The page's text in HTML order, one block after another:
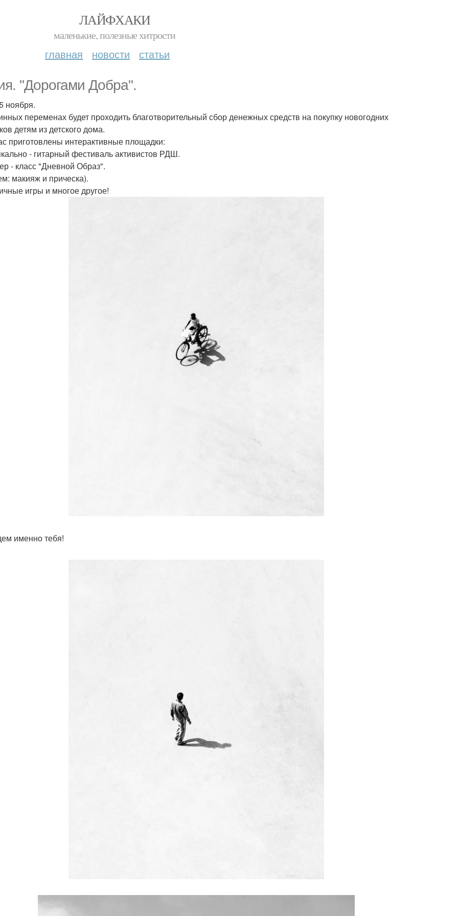
ЛАЙФХАКИ
маленькие, полезные хитрости
главная новости статьи
"Дорогами Добра".
ноября.
переменах будет проходить благотворительный сбор денежных средств на покупку новогодних
детям из детского дома.
приготовлены интерактивные площадки:
- гитарный фестиваль активистов РДШ.
- класс "Дневной Образ".
макияж и прическа).
игры и многое другое!
именно тебя!